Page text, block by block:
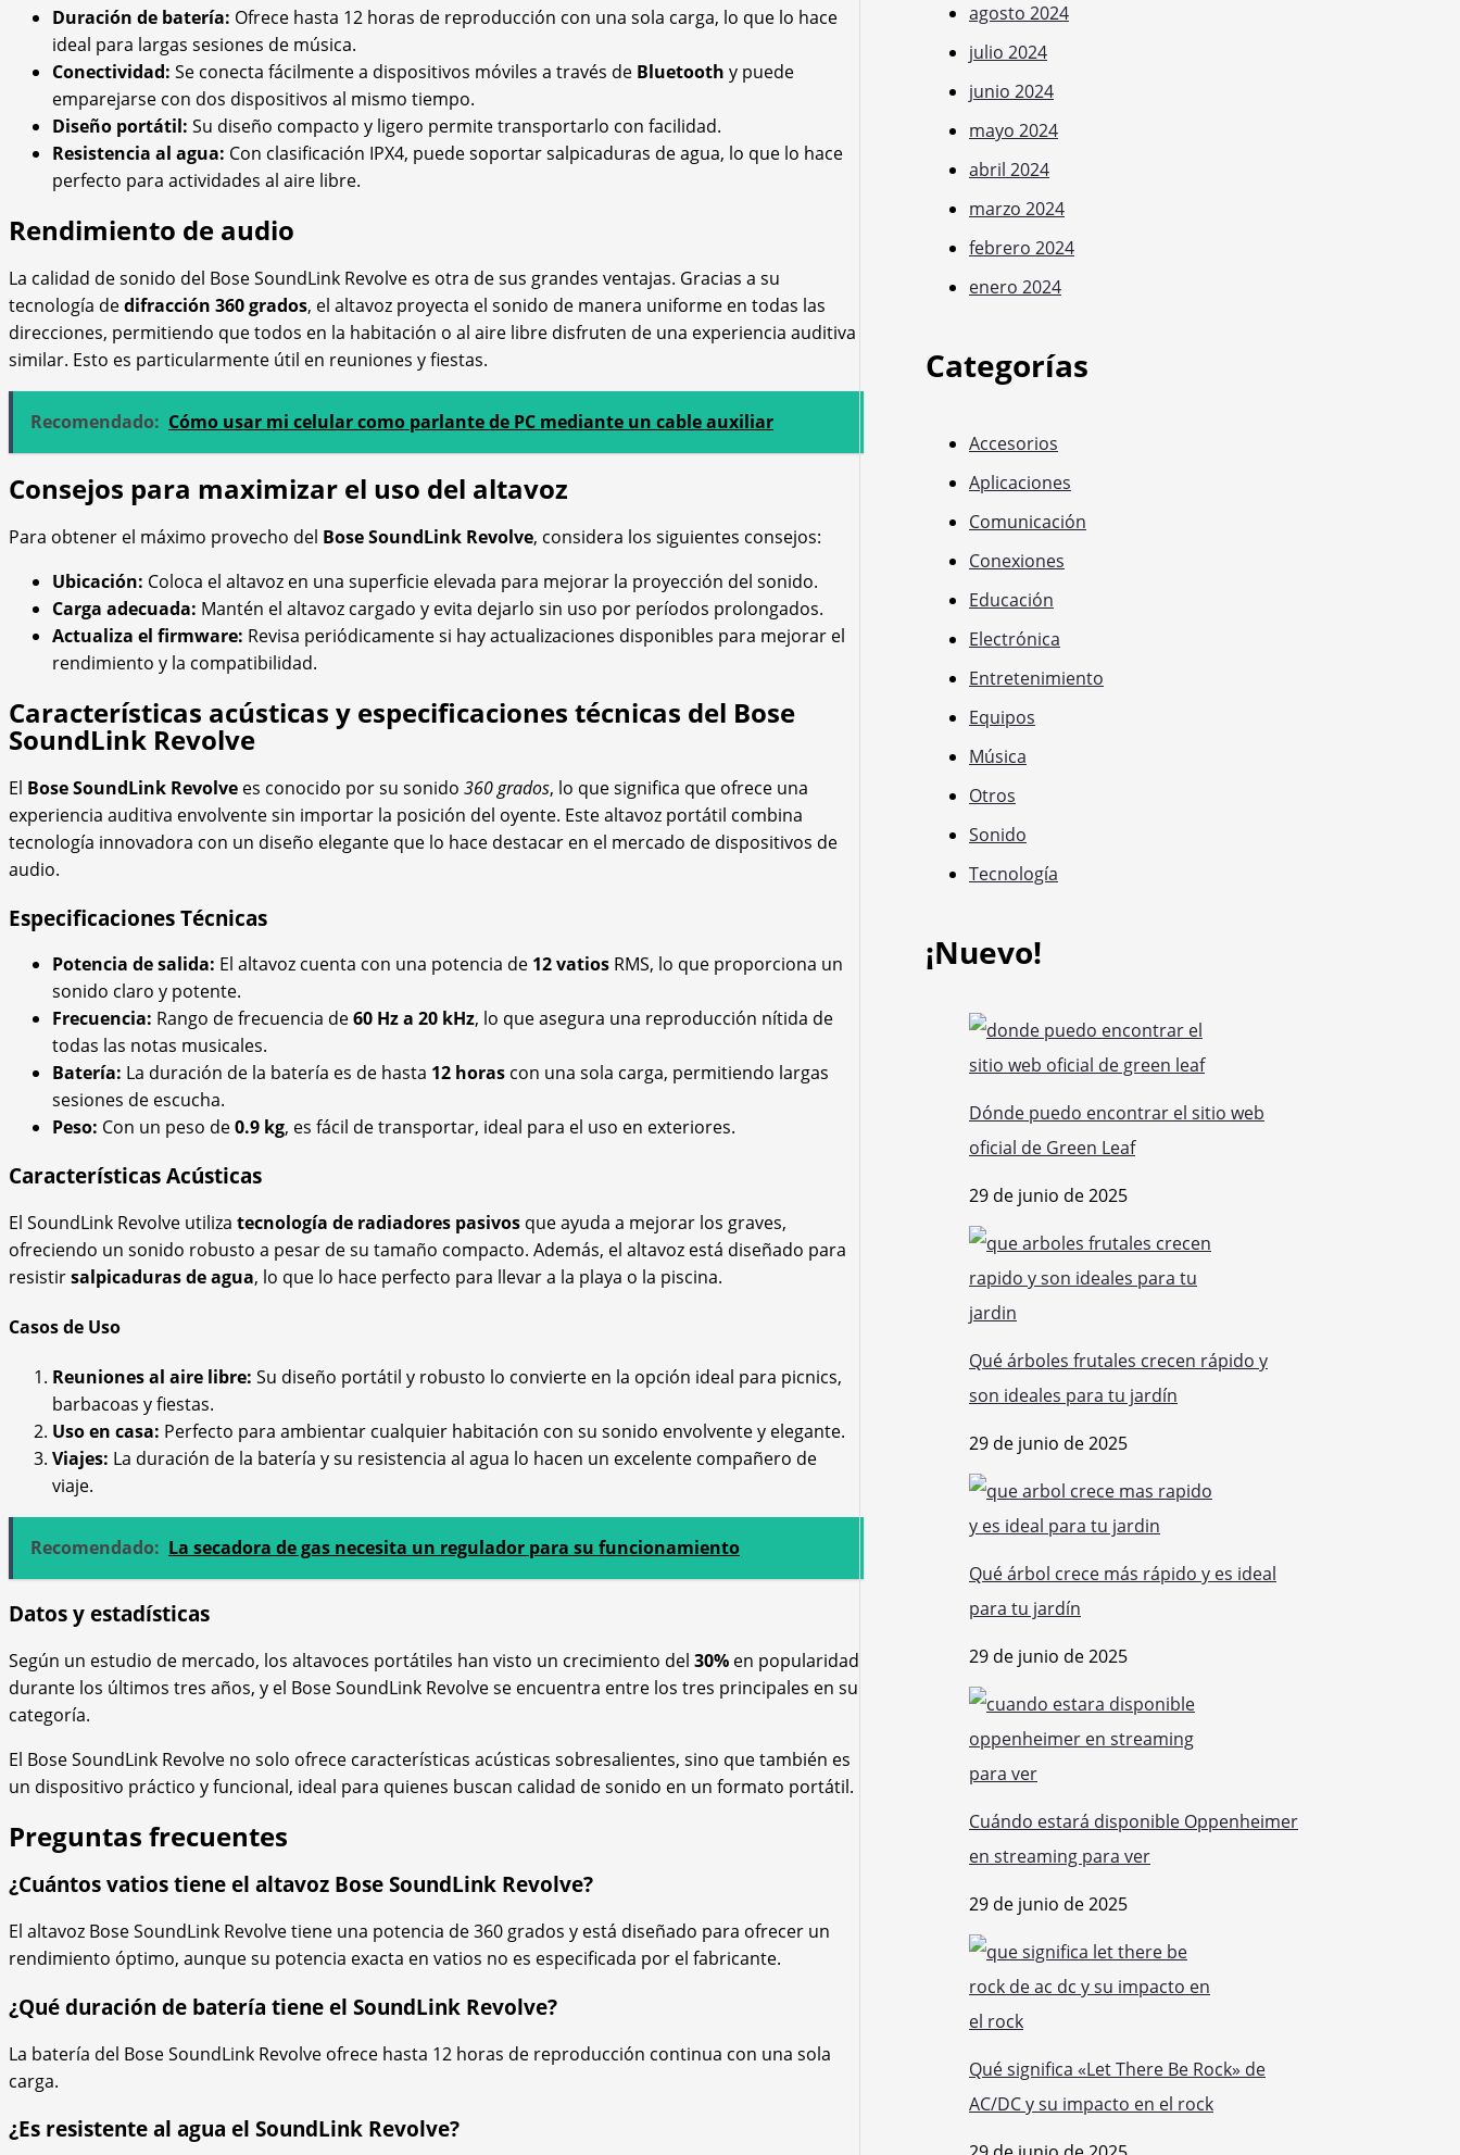
Duración de batería: Ofrece hasta 12 horas de reproducción con una sola carga, lo que lo hace
ideal para largas sesiones de música.
Conectividad: Se conecta fácilmente a dispositivos móviles a través de Bluetooth y puede
emparejarse con dos dispositivos al mismo tiempo.
Diseño portátil: Su diseño compacto y ligero permite transportarlo con facilidad.
Resistencia al agua: Con clasificación IPX4, puede soportar salpicaduras de agua, lo que lo hace
perfecto para actividades al aire libre.
Rendimiento de audio
La calidad de sonido del Bose SoundLink Revolve es otra de sus grandes ventajas. Gracias a su
tecnología dedifracción 360 grados, el altavoz proyecta el sonido de manera uniforme en todas las
direcciones, permitiendo que todos en la habitación o al aire libre disfruten de una experiencia auditiva
similar. Esto es particularmente útil en reuniones y fiestas.
Recomendado: Cómo usar mi celular como parlante de PC mediante un cable auxiliar
Consejos para maximizar el uso del altavoz
Para obtener el máximo provecho del Bose SoundLink Revolve, considera los siguientes consejos:
Ubicación: Coloca el altavoz en una superficie elevada para mejorar la proyección del sonido.
Carga adecuada: Mantén el altavoz cargado y evita dejarlo sin uso por períodos prolongados.
Actualiza el firmware: Revisa periódicamente si hay actualizaciones disponibles para mejorar el
rendimiento y la compatibilidad.
Características acústicas y especificaciones técnicas del Bose
SoundLink Revolve
El Bose SoundLink Revolve es conocido por su sonido 360 grados, lo que significa que ofrece una
experiencia auditiva envolvente sin importar la posición del oyente. Este altavoz portátil combina
tecnología innovadora con un diseño elegante que lo hace destacar en el mercado de dispositivos de
audio.
Especificaciones Técnicas
Potencia de salida: El altavoz cuenta con una potencia de 12 vatios RMS, lo que proporciona un
sonido claro y potente.
Frecuencia: Rango de frecuencia de60 Hz a 20 kHz, lo que asegura una reproducción nítida de
todas las notas musicales.
Batería: La duración de la batería es de hasta 12 horas con una sola carga, permitiendo largas
sesiones de escucha.
Peso: Con un peso de0.9 kg, es fácil de transportar, ideal para el uso en exteriores.
Características Acústicas
El SoundLink Revolve utiliza tecnología de radiadores pasivos que ayuda a mejorar los graves,
ofreciendo un sonido robusto a pesar de su tamaño compacto. Además, el altavoz está diseñado para
resistirsalpicaduras de agua, lo que lo hace perfecto para llevar a la playa o la piscina.
Casos de Uso
Reuniones al aire libre: Su diseño portátil y robusto lo convierte en la opción ideal para picnics,
barbacoas y fiestas.
Uso en casa: Perfecto para ambientar cualquier habitación con su sonido envolvente y elegante.
Viajes: La duración de la batería y su resistencia al agua lo hacen un excelente compañero de
viaje.
Recomendado: La secadora de gas necesita un regulador para su funcionamiento
Datos y estadísticas
Según un estudio de mercado, los altavoces portátiles han visto un crecimiento del 30% en popularidad
durante los últimos tres años, y el Bose SoundLink Revolve se encuentra entre los tres principales en su
categoría.
El Bose SoundLink Revolve no solo ofrece características acústicas sobresalientes, sino que también es
un dispositivo práctico y funcional, ideal para quienes buscan calidad de sonido en un formato portátil.
Preguntas frecuentes
¿Cuántos vatios tiene el altavoz Bose SoundLink Revolve?
El altavoz Bose SoundLink Revolve tiene una potencia de 360 grados y está diseñado para ofrecer un
rendimiento óptimo, aunque su potencia exacta en vatios no es especificada por el fabricante.
¿Qué duración de batería tiene el SoundLink Revolve?
La batería del Bose SoundLink Revolve ofrece hasta 12 horas de reproducción continua con una sola
carga.
¿Es resistente al agua el SoundLink Revolve?
agosto 2024
julio 2024
junio 2024
mayo 2024
abril 2024
marzo 2024
febrero 2024
enero 2024
Categorías
Accesorios
Aplicaciones
Comunicación
Conexiones
Educación
Electrónica
Entretenimiento
Equipos
Música
Otros
Sonido
Tecnología
¡Nuevo!
Dónde puedo encontrar el sitio web
oficial de Green Leaf
29 de junio de 2025
Qué árboles frutales crecen rápido y
son ideales para tu jardín
29 de junio de 2025
Qué árbol crece más rápido y es ideal
para tu jardín
29 de junio de 2025
Cuándo estará disponible Oppenheimer
en streaming para ver
29 de junio de 2025
Qué significa «Let There Be Rock» de
AC/DC y su impacto en el rock